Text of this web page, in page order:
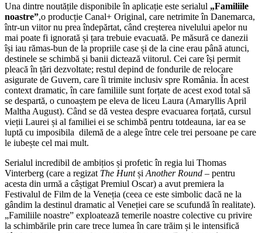
Una dintre noutățile disponibile în aplicație este serialul „Familiile
noastre”,o producție Canal+ Original, care netrimite în Danemarca,
într-un viitor nu prea îndepărtat, când creșterea nivelului apelor nu
mai poate fi ignorată și țara trebuie evacuată. Pe măsură ce danezii
își iau rămas-bun de la propriile case și de la cine erau până atunci,
destinele se schimbă și banii dictează viitorul. Cei care își permit
pleacă în țări dezvoltate; restul depind de fondurile de relocare
asigurate de Guvern, care îi trimite inclusiv spre România. În acest
context dramatic, în care familiile sunt forțate de acest exod total să
se despartă, o cunoaștem pe eleva de liceu Laura (Amaryllis April
Maltha August). Când se dă vestea despre evacuarea forțată, cursul
vieții Laurei și al familiei ei se schimbă pentru totdeauna, iar ea se
luptă cu imposibila dilemă de a alege între cele trei persoane pe care
le iubește cel mai mult.
Serialul incredibil de ambițios și profetic în regia lui Thomas
Vinterberg (care a regizat The Huntși Another Round – pentru
acesta din urmă a câștigat Premiul Oscar) a avut premiera la
Festivalul de Film de la Veneția (ceea ce este simbolic dacă ne la
gândim la destinul dramatic al Veneției care se scufundă în realitate).
„Familiile noastre” exploatează temerile noastre colective cu privire
la schimbările prin care trece lumea în care trăim și le intensifică